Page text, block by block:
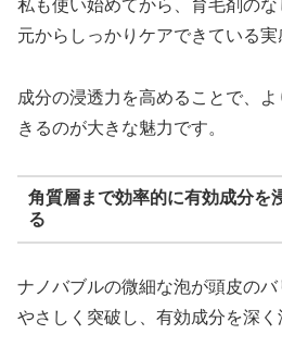
私も使い始めてから、育毛剤の
元からしっかりケアできている実
成分の浸透力を高めることで、
きるのが大きな魅力です。
角質層まで効率的に有効成分を
る
ナノバブルの微細な泡が頭皮の
やさしく突破し、有効成分を深く